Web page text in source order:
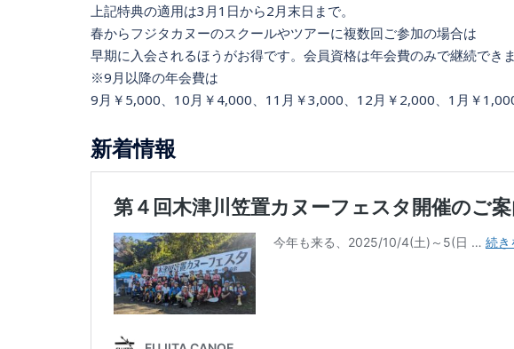
上記特典の適用は3月1日から2月末日まで。
春からフジタカヌーのスクールやツアーに複数回ご参加の場合は
早期に入会されるほうがお得です。会員資格は年会費のみで継続できま
※9月以降の年会費は
9月￥5,000、10月￥4,000、11月￥3,000、12月￥2,000、1月￥1,000
新着情報